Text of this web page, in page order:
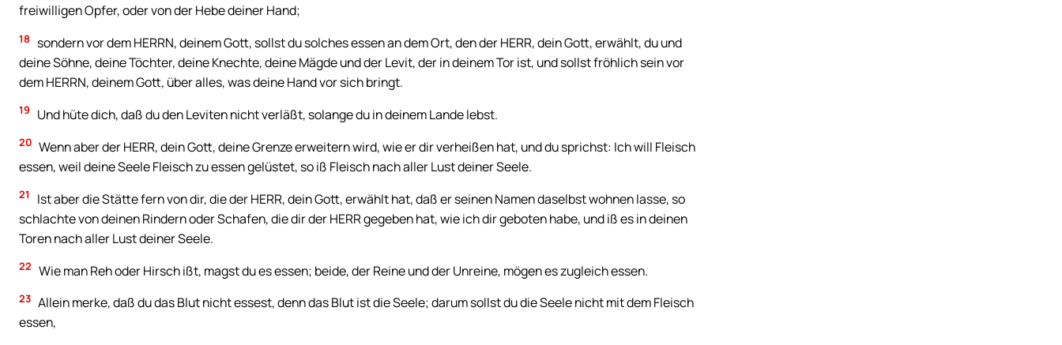
freiwilligen Opfer, oder von der Hebe deiner Hand;
18
sondern vor dem HERRN, deinem Gott, sollst du solches essen an dem Ort, den der HERR, dein Gott, erwählt, du und
deine Söhne, deine Töchter, deine Knechte, deine Mägde und der Levit, der in deinem Tor ist, und sollst fröhlich sein vor
dem HERRN, deinem Gott, über alles, was deine Hand vor sich bringt.
19 Und hüte dich, daß du den Leviten nicht verläßt, solange du in deinem Lande lebst.
20 Wenn aber der HERR, dein Gott, deine Grenze erweitern wird, wie er dir verheißen hat, und du sprichst: Ich will Fleisch
essen, weil deine Seele Fleisch zu essen gelüstet, so iß Fleisch nach aller Lust deiner Seele.
21
Ist aber die Stätte fern von dir, die der HERR, dein Gott, erwählt hat, daß er seinen Namen daselbst wohnen lasse, so
schlachte von deinen Rindern oder Schafen, die dir der HERR gegeben hat, wie ich dir geboten habe, und iß es in deinen
Toren nach aller Lust deiner Seele.
22 Wie man Reh oder Hirsch ißt, magst du es essen; beide, der Reine und der Unreine, mögen es zugleich essen.
23 Allein merke, daß du das Blut nicht essest, denn das Blut ist die Seele; darum sollst du die Seele nicht mit dem Fleisch
essen,